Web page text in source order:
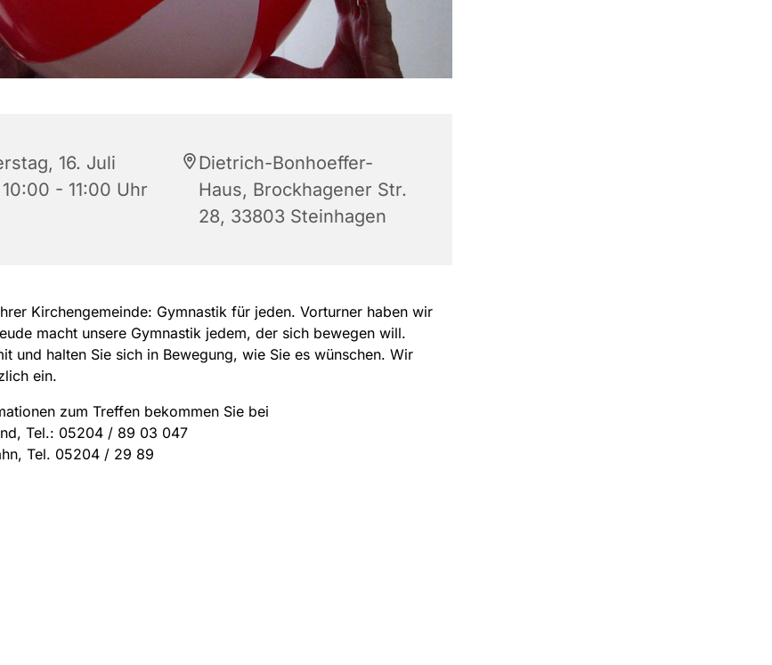
16. Juli
- 11:00 Uhr
Dietrich-Bonhoeffer-
Haus, Brockhagener Str.
28, 33803 Steinhagen
Kirchengemeinde: Gymnastik für jeden. Vorturner haben wir
macht unsere Gymnastik jedem, der sich bewegen will.
und halten Sie sich in Bewegung, wie Sie es wünschen. Wir
ein.
zum Treffen bekommen Sie bei
Tel.: 05204 / 89 03 047
Tel. 05204 / 29 89